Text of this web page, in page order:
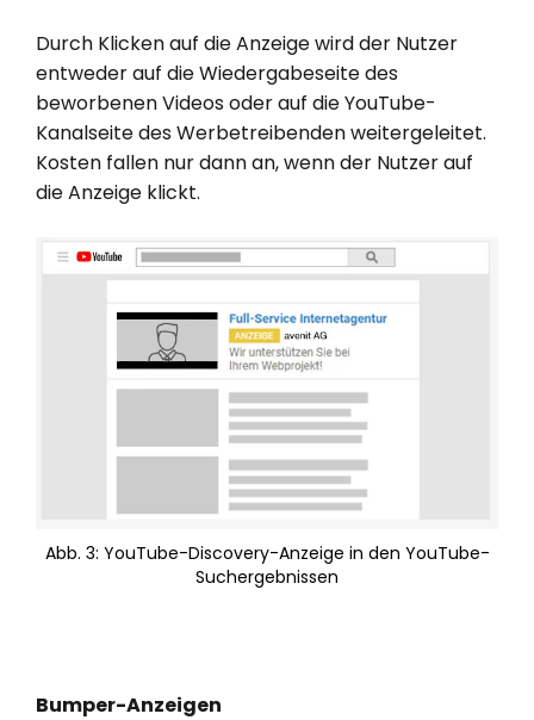
Durch Klicken auf die Anzeige wird der Nutzer
entweder auf die Wiedergabeseite des
beworbenen Videos oder auf die YouTube-
Kanalseite des Werbetreibenden weitergeleitet.
Kosten fallen nur dann an, wenn der Nutzer auf
die Anzeige klickt.
Abb. 3: YouTube-Discovery-Anzeige in den YouTube-
Suchergebnissen
Bumper-Anzeigen